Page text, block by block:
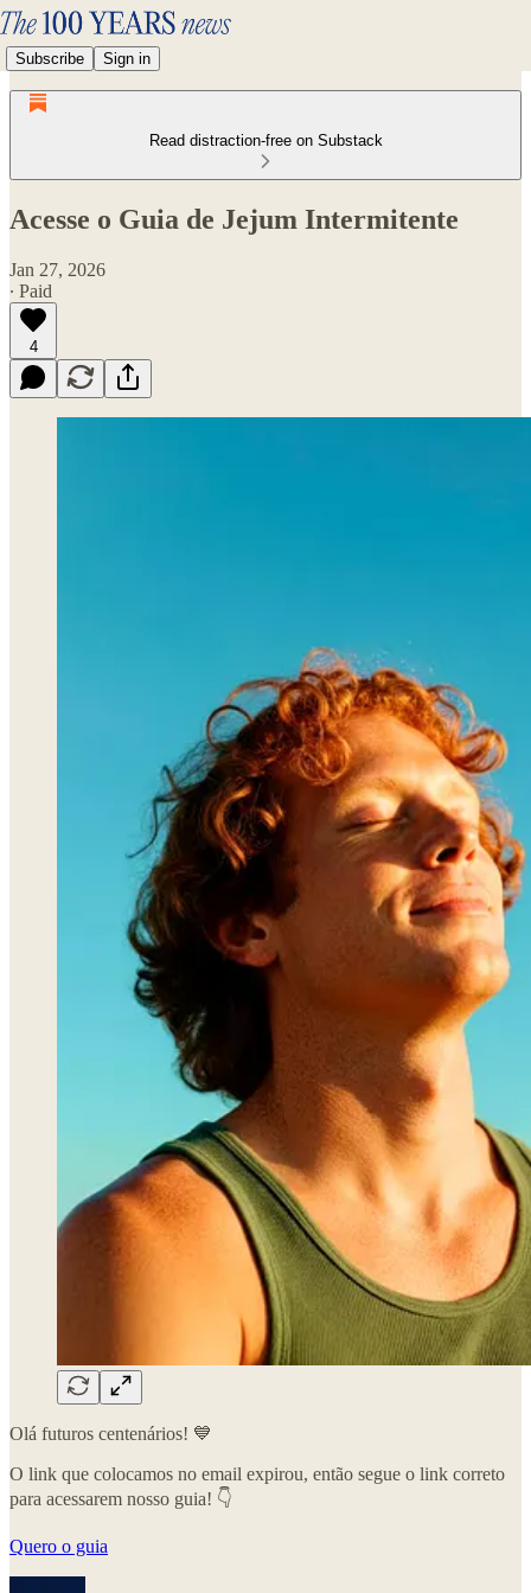
Subscribe Sign in
Read distraction-free on Substack
Acesse o Guia de Jejum Intermitente
Jan 27, 2026
∙ Paid
4
Olá futuros centenários! 💙
O link que colocamos no email expirou, então segue o link correto
para acessarem nosso guia! 👇
Quero o guia